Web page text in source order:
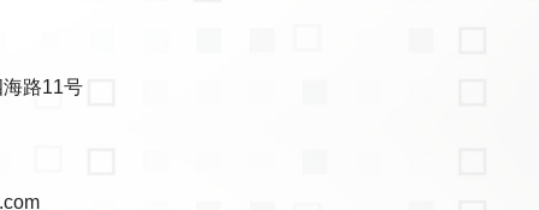
路11号